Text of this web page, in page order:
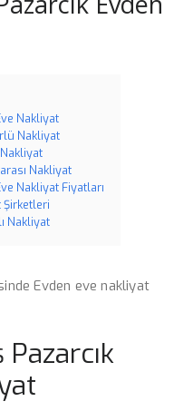
Nakliyat
Nakliyat
Nakliyat
Nakliyat Fiyatları
Şirketleri
Nakliyat
Evden eve nakliyat